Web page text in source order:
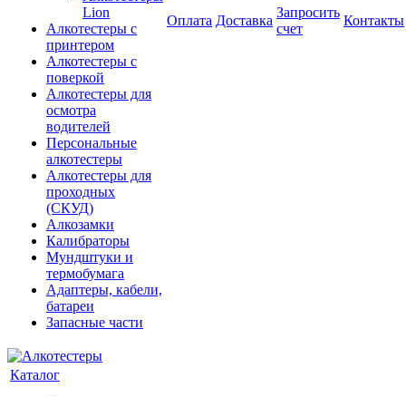
Lion
Алкотестеры с
принтером
Алкотестеры с
поверкой
Алкотестеры для
осмотра
водителей
Персональные
алкотестеры
Алкотестеры для
проходных
(СКУД)
Алкозамки
Калибраторы
Мундштуки и
термобумага
Адаптеры, кабели,
батареи
Запасные части
Оплата Доставка
Запросить
счет
Контакты
Каталог